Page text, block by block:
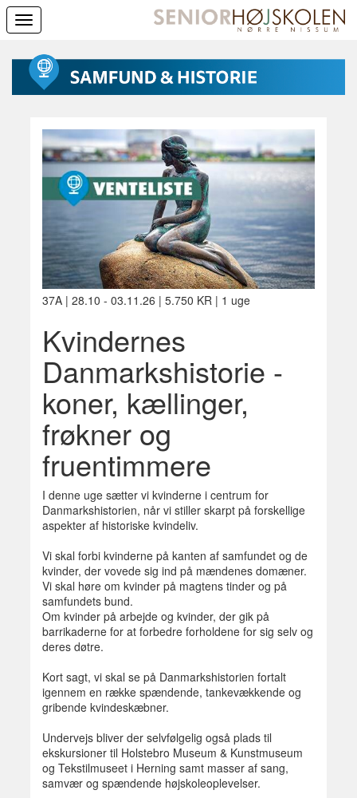
Toggle
navigation
37A | 28.10 - 03.11.26 | 5.750 KR | 1 uge
Kvindernes
Danmarkshistorie -
koner, kællinger,
frøkner og
fruentimmere
I denne uge sætter vi kvinderne i centrum for
Danmarkshistorien, når vi stiller skarpt på forskellige
aspekter af historiske kvindeliv.
Vi skal forbi kvinderne på kanten af samfundet og de
kvinder, der vovede sig ind på mændenes domæner.
Vi skal høre om kvinder på magtens tinder og på
samfundets bund.
Om kvinder på arbejde og kvinder, der gik på
barrikaderne for at forbedre forholdene for sig selv og
deres døtre.
Kort sagt, vi skal se på Danmarkshistorien fortalt
igennem en række spændende, tankevækkende og
gribende kvindeskæbner.
Undervejs bliver der selvfølgelig også plads til
ekskursioner til Holstebro Museum & Kunstmuseum
og Tekstilmuseet i Herning samt masser af sang,
samvær og spændende højskoleoplevelser.